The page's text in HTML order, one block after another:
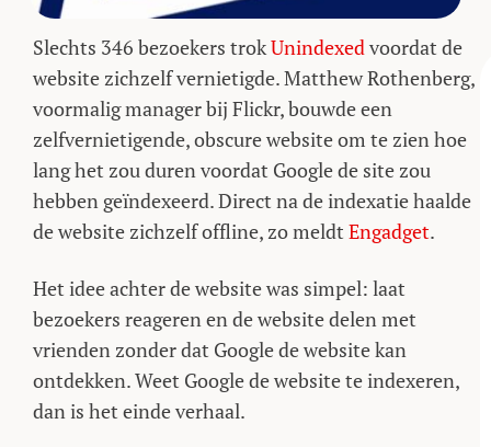
Slechts 346 bezoekers trokUnindexedvoordat de
website zichzelf vernietigde. Matthew Rothenberg,
voormalig manager bij Flickr, bouwde een
zelfvernietigende, obscure website om te zien hoe
lang het zou duren voordat Google de site zou
hebben geïndexeerd. Direct na de indexatie haalde
de website zichzelf offline, zo meldt Engadget.
Het idee achter de website was simpel: laat
bezoekers reageren en de website delen met
vrienden zonder dat Google de website kan
ontdekken. Weet Google de website te indexeren,
dan is het einde verhaal.